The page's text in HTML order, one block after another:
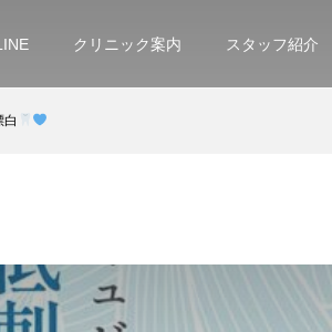
クリニック案内 スタッフ紹介
白